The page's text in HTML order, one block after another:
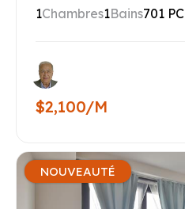
1Chambres1Bains701 PC
$2,100/M
NOUVEAUTÉ